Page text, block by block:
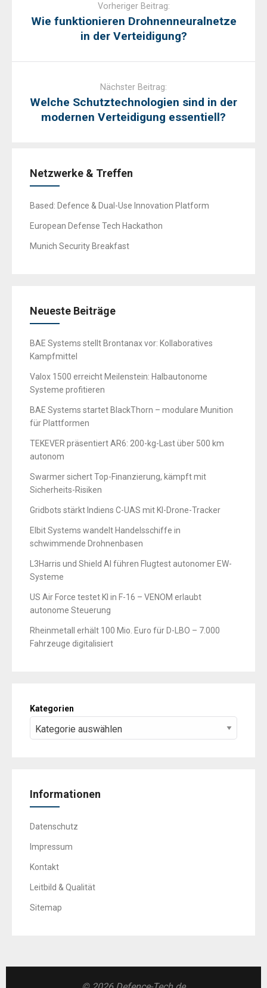
Vorheriger Beitrag:
Wie funktionieren Drohnenneuralnetze
in der Verteidigung?
Nächster Beitrag:
Welche Schutztechnologien sind in der
modernen Verteidigung essentiell?
Netzwerke & Treffen
Based: Defence & Dual-Use Innovation Platform
European Defense Tech Hackathon
Munich Security Breakfast
Neueste Beiträge
BAE Systems stellt Brontanax vor: Kollaboratives
Kampfmittel
Valox 1500 erreicht Meilenstein: Halbautonome
Systeme profitieren
BAE Systems startet BlackThorn – modulare Munition
für Plattformen
TEKEVER präsentiert AR6: 200-kg-Last über 500 km
autonom
Swarmer sichert Top-Finanzierung, kämpft mit
Sicherheits-Risiken
Gridbots stärkt Indiens C-UAS mit KI-Drone-Tracker
Elbit Systems wandelt Handelsschiffe in
schwimmende Drohnenbasen
L3Harris und Shield AI führen Flugtest autonomer EW-
Systeme
US Air Force testet KI in F-16 – VENOM erlaubt
autonome Steuerung
Rheinmetall erhält 100 Mio. Euro für D-LBO – 7.000
Fahrzeuge digitalisiert
Kategorien
Informationen
Datenschutz
Impressum
Kontakt
Leitbild & Qualität
Sitemap